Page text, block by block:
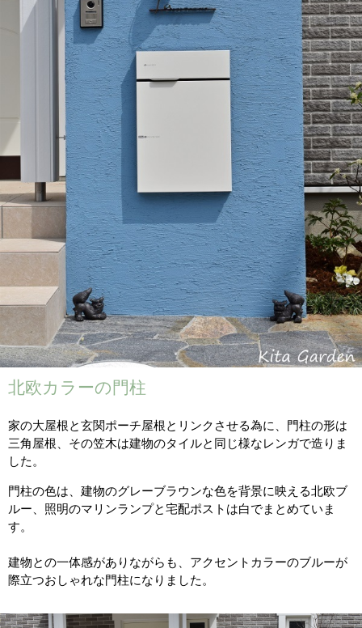
北欧カラーの門柱
家の大屋根と玄関ポーチ屋根とリンクさせる為に、門柱の形は
三角屋根、その笠木は建物のタイルと同じ様なレンガで造りま
した。
門柱の色は、建物のグレーブラウンな色を背景に映える北欧ブ
ルー、照明のマリンランプと宅配ポストは白でまとめていま
す。
建物との一体感がありながらも、アクセントカラーのブルーが
際立つおしゃれな門柱になりました。